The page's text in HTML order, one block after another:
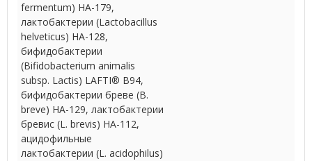
fermentum) HA-179,
лактобактерии (Lactobacillus
helveticus) HA-128,
бифидобактерии
(Bifidobacterium animalis
subsp. Lactis) LAFTI® B94,
бифидобактерии бреве (B.
breve) HA-129, лактобактерии
бревис (L. brevis) HA-112,
ацидофильные
лактобактерии (L. acidophilus)